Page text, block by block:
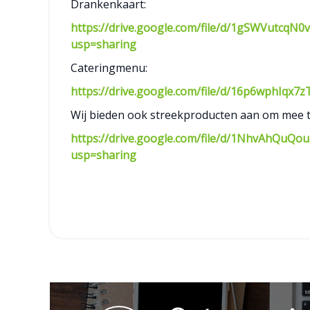
Drankenkaart:
https://drive.google.com/file/d/
usp=sharing
Cateringmenu:
https://drive.google.com/file/d/
Wij bieden ook streekproducten aan om mee
https://drive.google.com/file/d/
usp=sharing